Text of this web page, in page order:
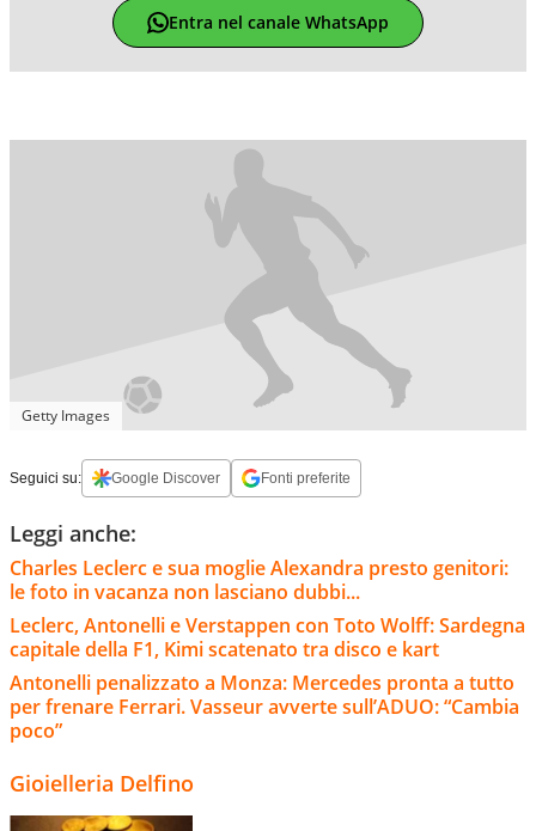
Entra nel canale WhatsApp
Getty Images
Seguici su: Google Discover Fonti preferite
Leggi anche:
Charles Leclerc e sua moglie Alexandra presto genitori:
le foto in vacanza non lasciano dubbi...
Leclerc, Antonelli e Verstappen con Toto Wolff: Sardegna
capitale della F1, Kimi scatenato tra disco e kart
Antonelli penalizzato a Monza: Mercedes pronta a tutto
per frenare Ferrari. Vasseur avverte sull’ADUO: “Cambia
poco”
Gioielleria Delfino